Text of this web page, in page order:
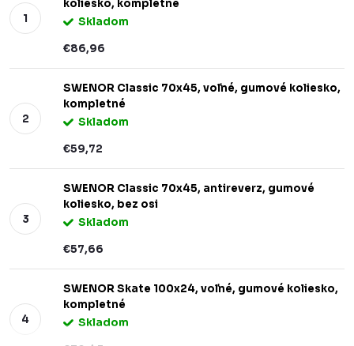
koliesko, kompletné
Skladom
€86,96
SWENOR Classic 70x45, voľné, gumové koliesko,
kompletné
Skladom
€59,72
SWENOR Classic 70x45, antireverz, gumové
koliesko, bez osi
Skladom
€57,66
SWENOR Skate 100x24, voľné, gumové koliesko,
kompletné
Skladom